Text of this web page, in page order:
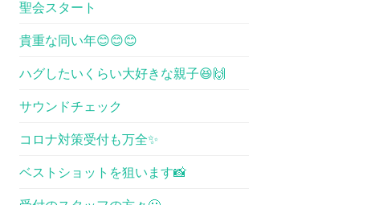
聖会スタート
貴重な同い年😊😊😊
ハグしたいくらい大好きな親子😆🙌
サウンドチェック
コロナ対策受付も万全✨
ベストショットを狙います📸